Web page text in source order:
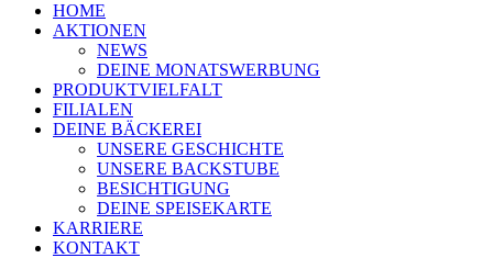
HOME
AKTIONEN
NEWS
DEINE MONATSWERBUNG
PRODUKTVIELFALT
FILIALEN
DEINE BÄCKEREI
UNSERE GESCHICHTE
UNSERE BACKSTUBE
BESICHTIGUNG
DEINE SPEISEKARTE
KARRIERE
KONTAKT